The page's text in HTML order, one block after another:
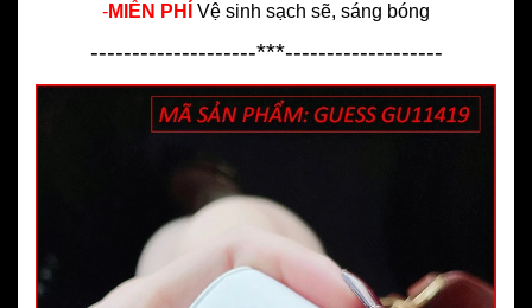
-MIỄN PHÍ Vệ sinh sạch sẽ, sáng bóng
--------------------***-------------------